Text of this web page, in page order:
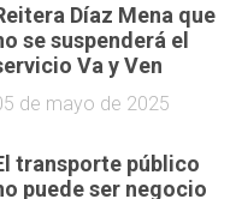
Díaz Mena que
se suspenderá el
Va y Ven
de mayo de 2025
transporte público
puede ser negocio